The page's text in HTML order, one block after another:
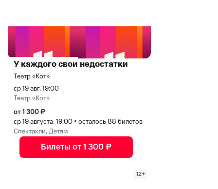
У каждого свои недостатки
Театр «Кот»
ср 19 авг, 19:00
Театр «Кот»
от 1 300 ₽
ср 19 августа, 19:00 • осталось 88 билетов
Спектакли, Детям
Билеты от 1 300 ₽
12+